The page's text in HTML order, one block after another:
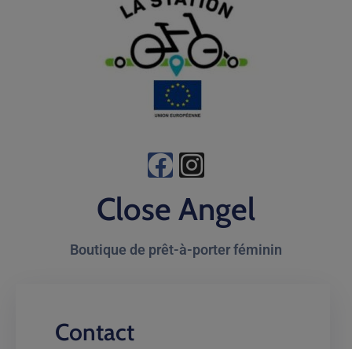
Close Angel
Boutique de prêt-à-porter féminin
Contact